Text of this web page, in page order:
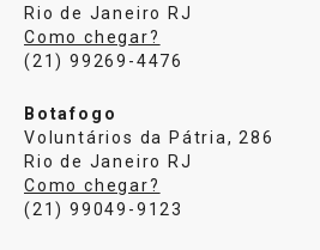
Rio de Janeiro RJ
Como chegar?
(21) 99269-4476
Botafogo
Voluntários da Pátria, 286
Rio de Janeiro RJ
Como chegar?
(21) 99049-9123